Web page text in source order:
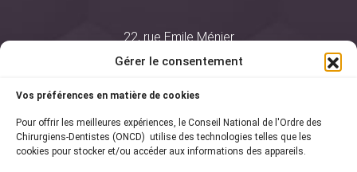
Gérer le consentement
Vos préférences en matière de cookies
Pour offrir les meilleures expériences, le Conseil National de l'Ordre des
Chirurgiens-Dentistes (ONCD) utilise des technologies telles que les
cookies pour stocker et/ou accéder aux informations des appareils.
22, rue Emile Ménier
75761 Paris Cedex 16
01 44 34 78 80
courrier@oncd.org